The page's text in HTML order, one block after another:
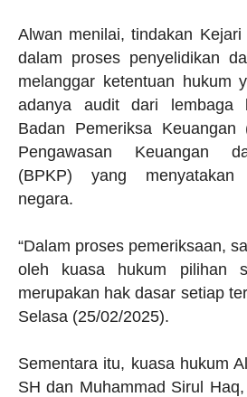
Alwan menilai, tindakan
dalam proses penyelidikan
melanggar ketentuan hukum
adanya audit dari lembaga
Badan Pemeriksa
Pengawasan Keuangan
(BPKP) yang menyatakan
negara.
“Dalam proses pemeriksaan,
oleh kuasa hukum pilihan
merupakan hak dasar setiap
Selasa (25/02/2025).
Sementara itu, kuasa hukum
SH dan Muhammad Sirul